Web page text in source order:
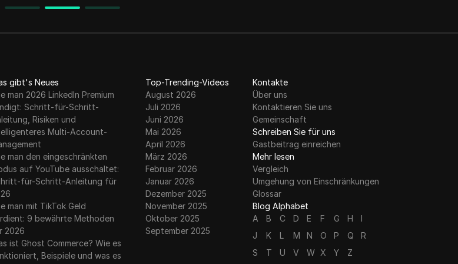
Datenschutz und Multi-
gibt's Neues
man 2026 LinkedIn Premium
Schritt-für-Schritt-
Risiken und
Multi-Account-
man den eingeschränkten
auf YouTube ausschaltet:
für-Schritt-Anleitung für
man mit TikTok Geld
9 bewährte Methoden
2026
ist Ghost Commerce? Wie es
Beispiele und was es
Top-Trending-Videos
August 2026
Juli 2026
Juni 2026
Mai 2026
April 2026
März 2026
Februar 2026
Januar 2026
Dezember 2025
November 2025
Oktober 2025
September 2025
Kontakte
Über uns
Kontaktieren Sie uns
Gemeinschaft
Schreiben Sie für uns
Gastbeitrag einreichen
Mehr lesen
Vergleich
Umgehung von Einschränkungen
Glossar
Blog Alphabet
A
B C D E F G H
I
J
K L M N O P Q
R
S
T U V W X Y Z